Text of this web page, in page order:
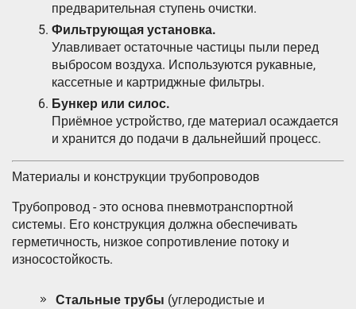
предварительная ступень очистки.
Фильтрующая установка.
Улавливает остаточные частицы пыли перед
выбросом воздуха. Используются рукавные,
кассетные и картриджные фильтры.
Бункер или силос.
Приёмное устройство, где материал осаждается
и хранится до подачи в дальнейший процесс.
Материалы и конструкции трубопроводов
Трубопровод - это основа пневмотранспортной
системы. Его конструкция должна обеспечивать
герметичность, низкое сопротивление потоку и
износостойкость.
Стальные трубы (углеродистые и